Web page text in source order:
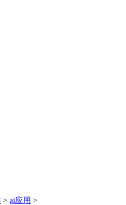
> ai应用 >